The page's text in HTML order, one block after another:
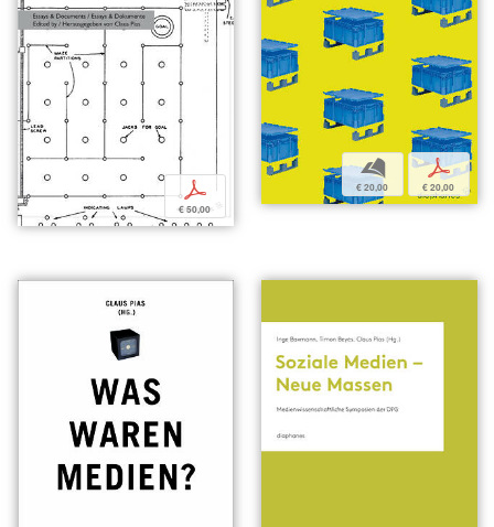
p
€ 50,00
b
€ 20,00
p
€ 20,00